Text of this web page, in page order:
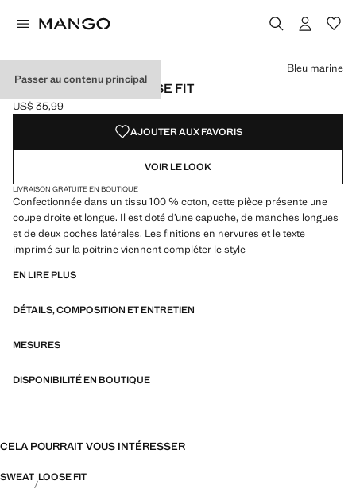
Passer au contenu principal
SWEAT CAPUCHE LOOSE FIT
Prix actuel [US$ 35,99 ]
US$ 35,99
Choisissez une couleur
Couleur Bleu marine sélectionnée
Bleu marine
AJOUTER AUX FAVORIS
VOIR LE LOOK
LIVRAISON GRATUITE EN BOUTIQUE
Confectionnée dans un tissu 100 % coton, cette pièce présente une
coupe droite et longue. Il est doté d’une capuche, de manches longues
et de deux poches latérales. Les finitions en nervures et le texte
imprimé sur la poitrine viennent compléter le style
EN LIRE PLUS
DÉTAILS, COMPOSITION ET ENTRETIEN
MESURES
DISPONIBILITÉ EN BOUTIQUE
CELA POURRAIT VOUS INTÉRESSER
SWEAT LOOSE FIT